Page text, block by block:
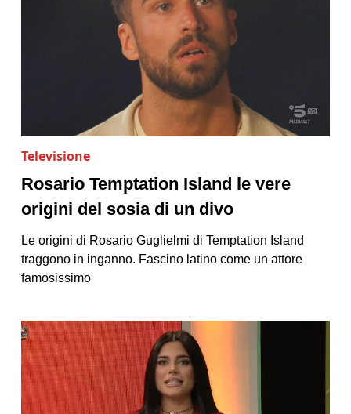
Televisione
Rosario Temptation Island le vere
origini del sosia di un divo
Le origini di Rosario Guglielmi di Temptation Island
traggono in inganno. Fascino latino come un attore
famosissimo